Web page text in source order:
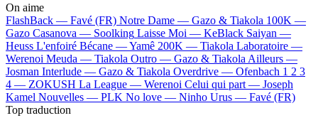
On aime
FlashBack — Favé (FR) Notre Dame — Gazo & Tiakola 100K —
Gazo Casanova — Soolking Laisse Moi — KeBlack Saiyan —
Heuss L'enfoiré Bécane —Yamê 200K — Tiakola Laboratoire —
Werenoi Meuda — Tiakola Outro — Gazo & Tiakola Ailleurs —
Josman Interlude — Gazo & Tiakola Overdrive — Ofenbach 1 2 3
4 — ZOKUSH La League — Werenoi Celui qui part — Joseph
Kamel Nouvelles — PLK No love — Ninho Urus — Favé (FR)
Top traduction